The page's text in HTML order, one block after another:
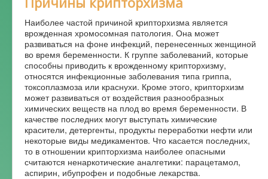
Форум
Наиболее частой причиной крипторхизма является
врожденная хромосомная патология. Она может
развиваться на фоне инфекций, перенесенных женщиной
во время беременности. К группе заболеваний, которые
способны приводить к врожденному крипторхизму,
относятся инфекционные заболевания типа гриппа,
токсоплазмоза или краснухи. Кроме этого, крипторхизм
может развиваться от воздействия разнообразных
химических веществ на плод во время беременности. В
качестве последних могут выступать химические
красители, детергенты, продукты переработки нефти или
некоторые виды медикаментов. Что касается последних,
то в отношении крипторхизма наиболее опасными
считаются ненаркотические аналгетики: парацетамол,
аспирин, ибупрофен и подобные лекарства.